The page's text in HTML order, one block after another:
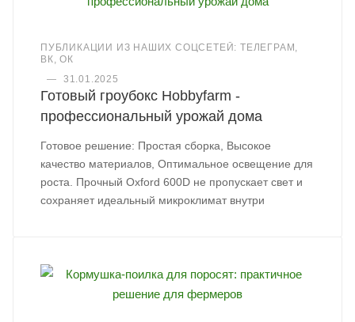
ПУБЛИКАЦИИ ИЗ НАШИХ СОЦСЕТЕЙ: ТЕЛЕГРАМ,
ВК, ОК
—
31.01.2025
Готовый гроубокс Hobbyfarm -
профессиональный урожай дома
Готовое решение: Простая сборка, Высокое
качество материалов, Оптимальное освещение для
роста. Прочный Oxford 600D не пропускает свет и
сохраняет идеальный микроклимат внутри